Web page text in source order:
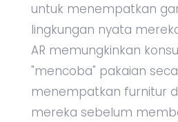
untuk menempatkan
lingkungan nyata
AR memungkinkan
"mencoba" pakaian
menempatkan furnitur
mereka sebelum